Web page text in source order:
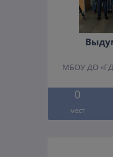
МБОУ ДО
0
мест